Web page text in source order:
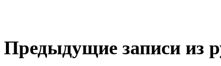
Предыдущие записи из